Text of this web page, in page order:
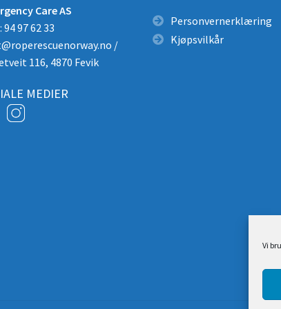
Vi
Care AS
94 97 62 33
/
116, 4870 Fevik
MEDIER
Personvernerklæring
Kjøpsvilkår